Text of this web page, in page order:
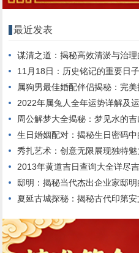
最近发表
谋清之道：揭秘高效清淤与治
11月18日：历史铭记的重要日子
属狗男最佳婚配伴侣揭秘：完
2022年属兔人全年运势详解及
周公解梦大全揭秘：梦见水的
生日婚姻配对：揭秘生日密码
秀扎艺术：创意无限展现独特魅
2013年黄道吉日查询大全详尽
邸明：揭秘当代杰出企业家邸
夏延古城探秘：揭秘古代印第